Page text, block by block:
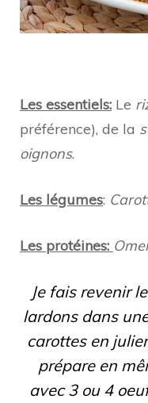
Les essentiels: Le
préférence), de la
oignons.
Les légumes:
Les protéines:
Je fais revenir
lardons dans
carottes en
prépare en
avec 3 ou 4